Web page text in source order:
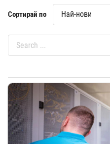
Сортирай по Най-нови